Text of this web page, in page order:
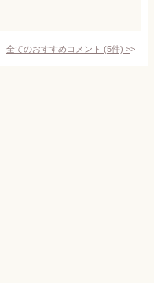
全てのおすすめコメント (5件) >